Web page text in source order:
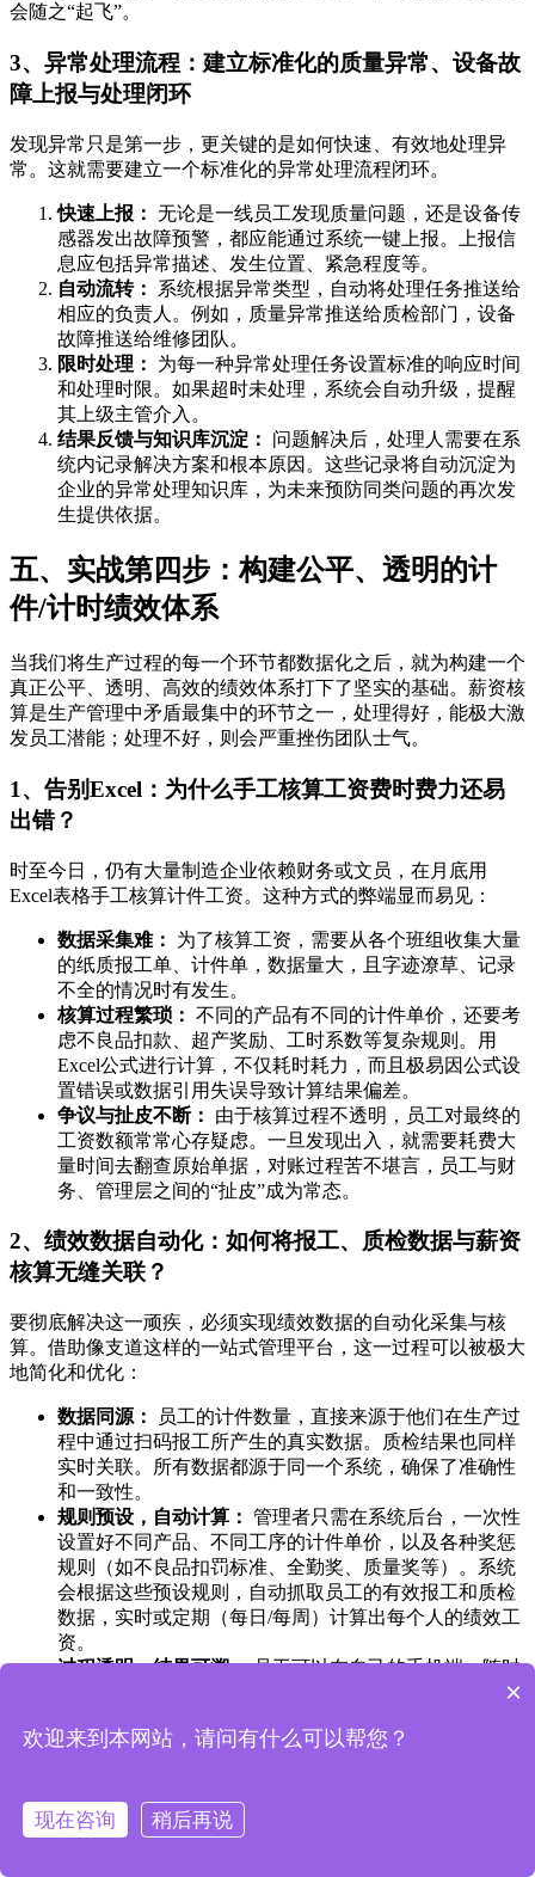
会随之“起飞”。
3、异常处理流程：建立标准化的质量异常、设备故
障上报与处理闭环
发现异常只是第一步，更关键的是如何快速、有效地处理异
常。这就需要建立一个标准化的异常处理流程闭环。
快速上报： 无论是一线员工发现质量问题，还是设备传
感器发出故障预警，都应能通过系统一键上报。上报信
息应包括异常描述、发生位置、紧急程度等。
自动流转：
系统根据异常类型，自动将处理任务推送给
相应的负责人。例如，质量异常推送给质检部门，设备
故障推送给维修团队。
限时处理：
为每一种异常处理任务设置标准的响应时间
和处理时限。如果超时未处理，系统会自动升级，提醒
其上级主管介入。
结果反馈与知识库沉淀：
问题解决后，处理人需要在系
统内记录解决方案和根本原因。这些记录将自动沉淀为
企业的异常处理知识库，为未来预防同类问题的再次发
生提供依据。
五、实战第四步：构建公平、透明的计
件/计时绩效体系
当我们将生产过程的每一个环节都数据化之后，就为构建一个
真正公平、透明、高效的绩效体系打下了坚实的基础。薪资核
算是生产管理中矛盾最集中的环节之一，处理得好，能极大激
发员工潜能；处理不好，则会严重挫伤团队士气。
1、告别Excel：为什么手工核算工资费时费力还易
出错？
时至今日，仍有大量制造企业依赖财务或文员，在月底用
Excel表格手工核算计件工资。这种方式的弊端显而易见：
数据采集难：
为了核算工资，需要从各个班组收集大量
的纸质报工单、计件单，数据量大，且字迹潦草、记录
不全的情况时有发生。
核算过程繁琐： 不同的产品有不同的计件单价，还要考
虑不良品扣款、超产奖励、工时系数等复杂规则。用
Excel公式进行计算，不仅耗时耗力，而且极易因公式设
置错误或数据引用失误导致计算结果偏差。
争议与扯皮不断：
由于核算过程不透明，员工对最终的
工资数额常常心存疑虑。一旦发现出入，就需要耗费大
量时间去翻查原始单据，对账过程苦不堪言，员工与财
务、管理层之间的“扯皮”成为常态。
2、绩效数据自动化：如何将报工、质检数据与薪资
核算无缝关联？
要彻底解决这一顽疾，必须实现绩效数据的自动化采集与核
算。借助像支道这样的一站式管理平台，这一过程可以被极大
地简化和优化：
数据同源：
员工的计件数量，直接来源于他们在生产过
程中通过扫码报工所产生的真实数据。质检结果也同样
实时关联。所有数据都源于同一个系统，确保了准确性
和一致性。
规则预设，自动计算： 管理者只需在系统后台，一次性
设置好不同产品、不同工序的计件单价，以及各种奖惩
规则（如不良品扣罚标准、全勤奖、质量奖等）。系统
会根据这些预设规则，自动抓取员工的有效报工和质检
数据，实时或定期（每日/每周）计算出每个人的绩效工
资。
过程透明，结果可溯：员工可以在自己的手机端，随时
查看自己的计件数量、合格率以及预估的绩效收入。如
录，包括时间、工单号等详细信息。这种透明化管理，
3、激励的正向循环：让优秀员工的数据“被看见”，
×
欢迎来到本网站，请问有什么可以帮您？
现在咨询 稍后再说